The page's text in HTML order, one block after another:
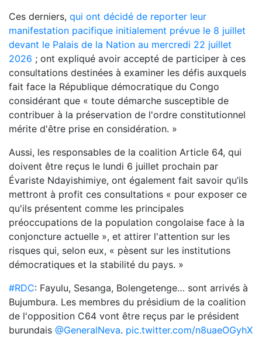
Ces derniers, qui ont décidé de reporter leur
manifestation pacifique initialement prévue le 8 juillet
devant le Palais de la Nation au mercredi 22 juillet
2026 ; ont expliqué avoir accepté de participer à ces
consultations destinées à examiner les défis auxquels
fait face la République démocratique du Congo
considérant que « toute démarche susceptible de
contribuer à la préservation de l'ordre constitutionnel
mérite d'être prise en considération. »
Aussi, les responsables de la coalition Article 64, qui
doivent être reçus le lundi 6 juillet prochain par
Évariste Ndayishimiye, ont également fait savoir qu’ils
mettront à profit ces consultations « pour exposer ce
qu'ils présentent comme les principales
préoccupations de la population congolaise face à la
conjoncture actuelle », et attirer l'attention sur les
risques qui, selon eux, « pèsent sur les institutions
démocratiques et la stabilité du pays. »
#RDC: Fayulu, Sesanga, Bolengetenge… sont arrivés à
Bujumbura. Les membres du présidium de la coalition
de l'opposition C64 vont être reçus par le président
burundais @GeneralNeva. pic.twitter.com/n8uaeOGyhX